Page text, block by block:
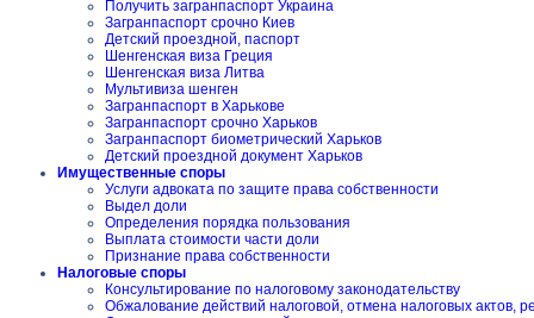
Получить загранпаспорт Украина
Загранпаспорт срочно Киев
Детский проездной, паспорт
Шенгенская виза Греция
Шенгенская виза Литва
Мультивиза шенген
Загранпаспорт в Харькове
Загранпаспорт срочно Харьков
Загранпаспорт биометрический Харьков
Детский проездной документ Харьков
Имущественные споры
Услуги адвоката по защите права собственности
Выдел доли
Определения порядка пользования
Выплата стоимости части доли
Признание права собственности
Налоговые споры
Консультирование по налоговому законодательству
Обжалование действий налоговой, отмена налоговых актов,